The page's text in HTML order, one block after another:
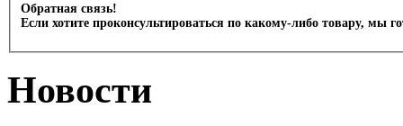
Обратная связь!
Если хотите проконсультироваться по какому-либо товару, мы
Новости